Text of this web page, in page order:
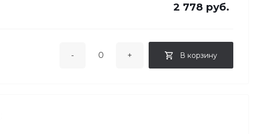
2 778 руб.
- + В корзину